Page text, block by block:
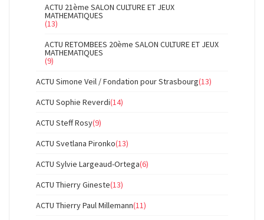
ACTU 21ème SALON CULTURE ET JEUX
MATHEMATIQUES
(13)
ACTU RETOMBEES 20ème SALON CULTURE ET JEUX
MATHEMATIQUES
(9)
ACTU Simone Veil / Fondation pour Strasbourg(13)
ACTU Sophie Reverdi(14)
ACTU Steff Rosy(9)
ACTU Svetlana Pironko(13)
ACTU Sylvie Largeaud-Ortega(6)
ACTU Thierry Gineste(13)
ACTU Thierry Paul Millemann(11)